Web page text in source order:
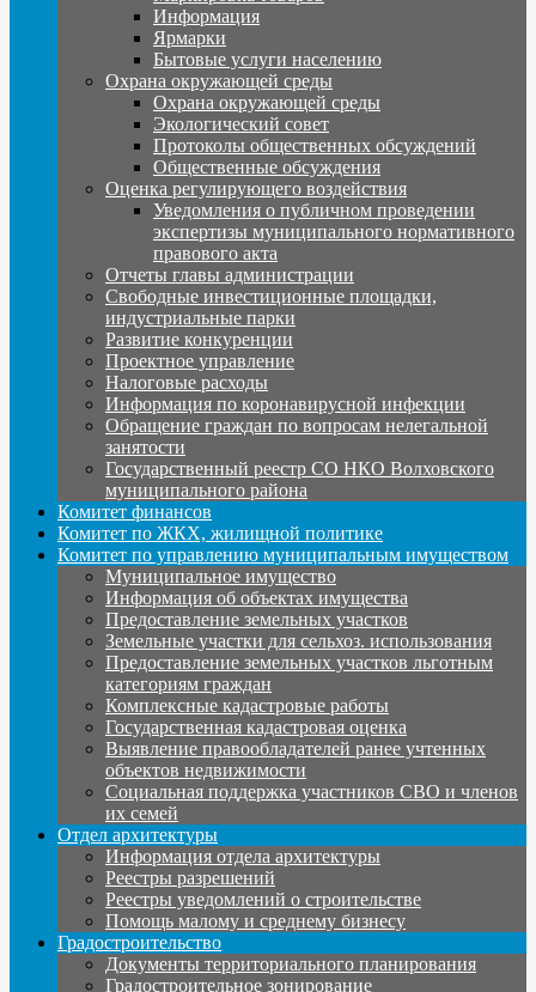
Информация
Ярмарки
Бытовые услуги населению
Охрана окружающей среды
Охрана окружающей среды
Экологический совет
Протоколы общественных обсуждений
Общественные обсуждения
Оценка регулирующего воздействия
Уведомления о публичном проведении
экспертизы муниципального нормативного
правового акта
Отчеты главы администрации
Свободные инвестиционные площадки,
индустриальные парки
Развитие конкуренции
Проектное управление
Налоговые расходы
Информация по коронавирусной инфекции
Обращение граждан по вопросам нелегальной
занятости
Государственный реестр СО НКО Волховского
муниципального района
Комитет финансов
Комитет по ЖКХ, жилищной политике
Комитет по управлению муниципальным имуществом
Муниципальное имущество
Информация об объектах имущества
Предоставление земельных участков
Земельные участки для сельхоз. использования
Предоставление земельных участков льготным
категориям граждан
Комплексные кадастровые работы
Государственная кадастровая оценка
Выявление правообладателей ранее учтенных
объектов недвижимости
Социальная поддержка участников СВО и членов
их семей
Отдел архитектуры
Информация отдела архитектуры
Реестры разрешений
Реестры уведомлений о строительстве
Помощь малому и среднему бизнесу
Градостроительство
Документы территориального планирования
Градостроительное зонирование